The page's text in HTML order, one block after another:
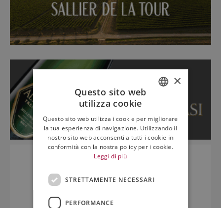
ENGLISH
×
Questo sito web
utilizza cookie
Questo sito web utilizza i cookie per migliorare
la tua esperienza di navigazione. Utilizzando il
nostro sito web acconsenti a tutti i cookie in
conformità con la nostra policy per i cookie.
Leggi di più
STRETTAMENTE NECESSARI
PERFORMANCE